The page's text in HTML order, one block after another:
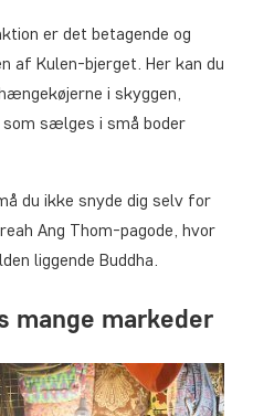
er det betagende og
af Kulen-bjerget. Her kan du
i skyggen,
sælges i små boder
du ikke snyde dig selv for
Ang Thom-pagode, hvor
liggende Buddha.
mange markeder